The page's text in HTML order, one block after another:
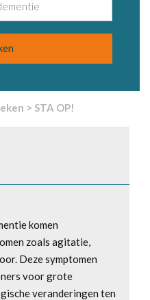
> STA OP!
komen
zoals agitatie,
Deze symptomen
voor grote
veranderingen ten